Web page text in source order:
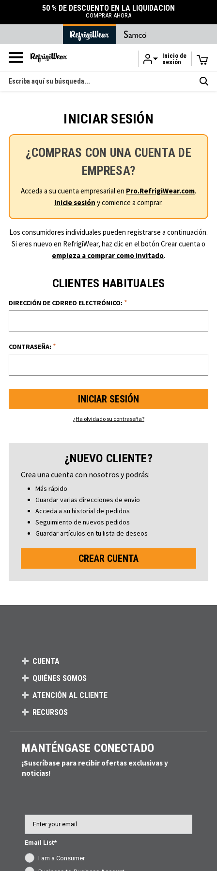
Ir al contenido principal
50 % DE DESCUENTO EN LA LIQUIDACIÓN
COMPRAR AHORA
Inicio de
sesión
Buscar
en
INICIAR SESIÓN
¿COMPRAS CON UNA CUENTA DE
EMPRESA?
Acceda a su cuenta empresarial en Pro.RefrigiWear.com.
Inicie sesión y comience a comprar.
Los consumidores individuales pueden registrarse a continuación.
Si eres nuevo en RefrigiWear, haz clic en el botón Crear cuenta o
empieza a comprar como invitado.
CLIENTES HABITUALES
DIRECCIÓN DE CORREO ELECTRÓNICO: *
CONTRASEÑA: *
¿Ha olvidado su contraseña?
¿NUEVO CLIENTE?
Crea una cuenta con nosotros y podrás:
Más rápido
Guardar varias direcciones de envío
Acceda a su historial de pedidos
Seguimiento de nuevos pedidos
Guardar artículos en tu lista de deseos
CREAR CUENTA
CUENTA
QUIÉNES SOMOS
ATENCIÓN AL CLIENTE
RECURSOS
MANTÉNGASE CONECTADO
¡Suscríbase para recibir ofertas exclusivas y
noticias!
Email List*
I am a Consumer